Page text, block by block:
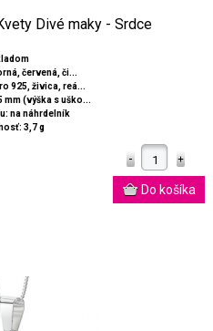
Divé maky - Srdce
červená, či...
925, živica, reá...
mm (výška s uško...
na náhrdelník
3,7 g